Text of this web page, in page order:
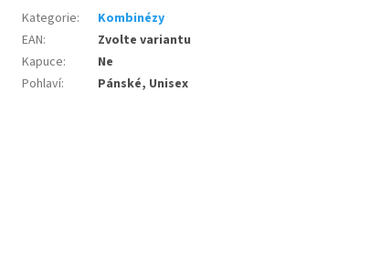
Kategorie:
Kombinézy
EAN:
Zvolte variantu
Kapuce:
Ne
Pohlaví: Pánské, Unisex